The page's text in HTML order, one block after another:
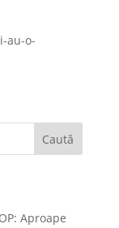
au-o-
Caută
Aproape